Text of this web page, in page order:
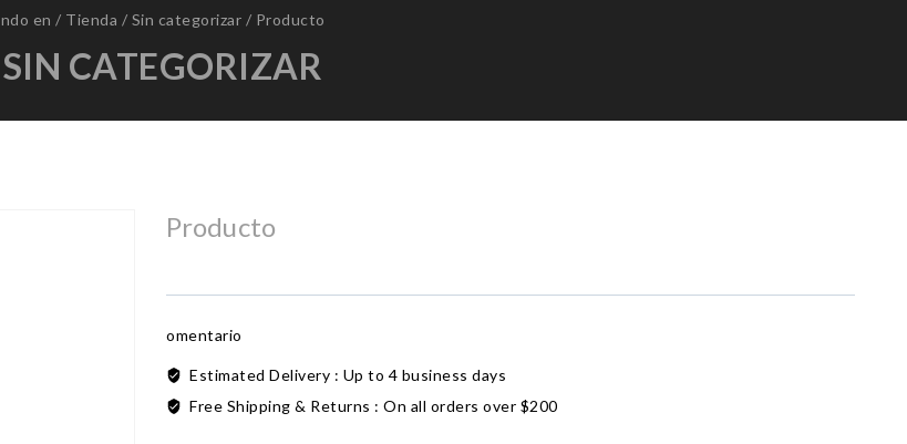
ndo en / Tienda / Sin categorizar / Producto
SIN CATEGORIZAR
Producto
omentario
Estimated Delivery : Up to 4 business days
Free Shipping & Returns : On all orders over $200